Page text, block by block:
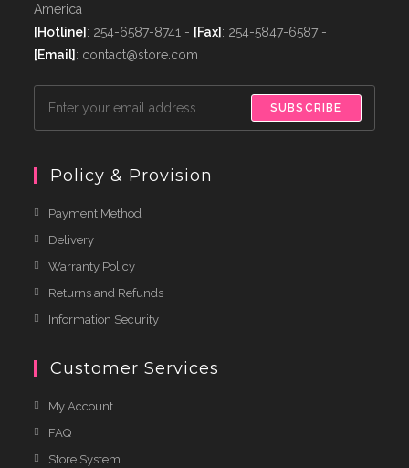
America
[Hotline]: 254-6587-8741 - [Fax]: 254-5847-6587 -
[Email]: contact@store.com
SUBSCRIBE
Policy & Provision
Payment Method
Delivery
Warranty Policy
Returns and Refunds
Information Security
Customer Services
My Account
FAQ
Store System